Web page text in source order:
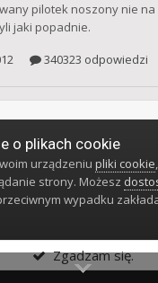
pilotek noszony nie na
jaki popadnie.
340323 odpowiedzi
Polityka prywatności
Miłośników Zegarów i
Powered by Invision
o plikach cookie
urządzeniupliki cookie
strony. Możesz
wypadku
Zgadzam się.